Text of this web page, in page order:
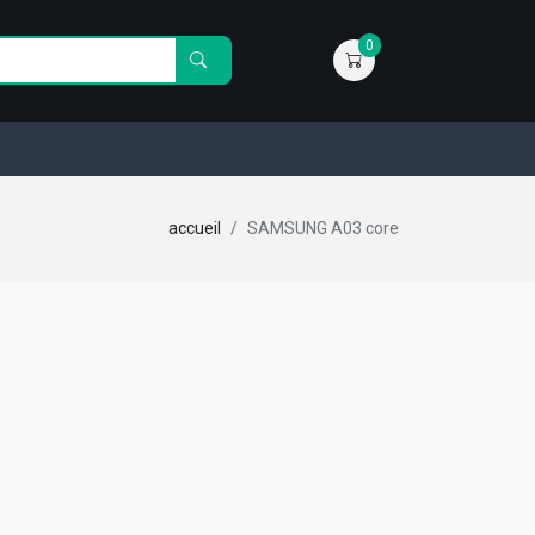
0
accueil SAMSUNG A03 core